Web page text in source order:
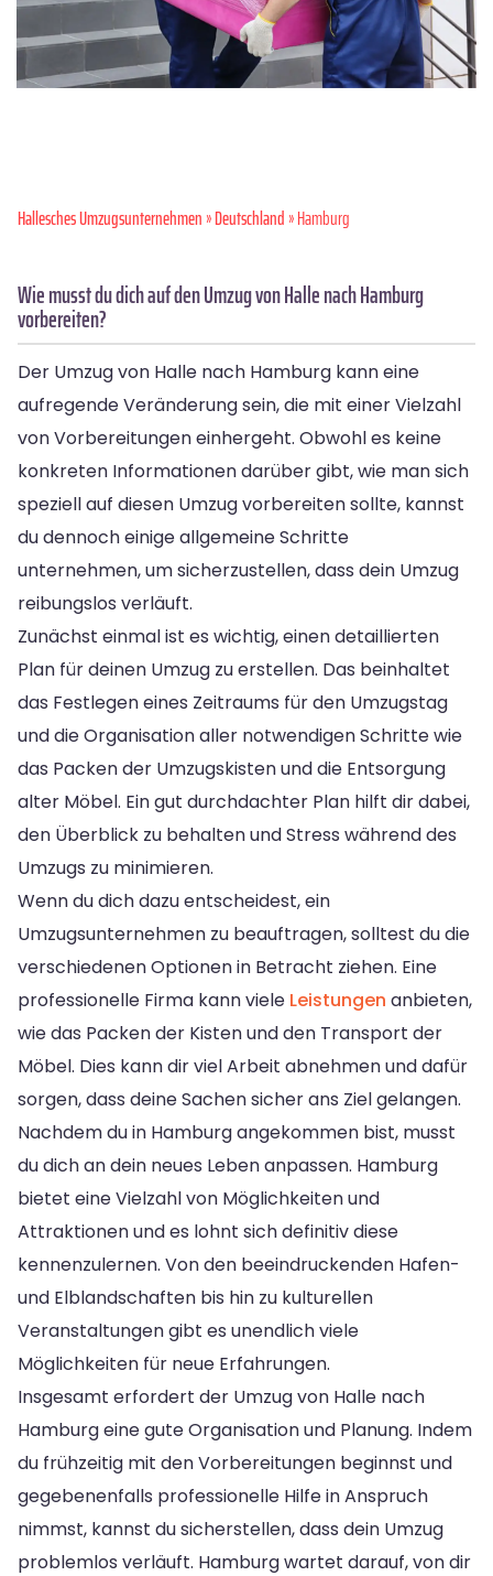
Hallesches Umzugsunternehmen»Deutschland» Hamburg
Wie musst du dich auf den Umzug von Halle nach Hamburg
vorbereiten?
Der Umzug von Halle nach Hamburg kann eine
aufregende Veränderung sein, die mit einer Vielzahl
von Vorbereitungen einhergeht. Obwohl es keine
konkreten Informationen darüber gibt, wie man sich
speziell auf diesen Umzug vorbereiten sollte, kannst
du dennoch einige allgemeine Schritte
unternehmen, um sicherzustellen, dass dein Umzug
reibungslos verläuft.
Zunächst einmal ist es wichtig, einen detaillierten
Plan für deinen Umzug zu erstellen. Das beinhaltet
das Festlegen eines Zeitraums für den Umzugstag
und die Organisation aller notwendigen Schritte wie
das Packen der Umzugskisten und die Entsorgung
alter Möbel. Ein gut durchdachter Plan hilft dir dabei,
den Überblick zu behalten und Stress während des
Umzugs zu minimieren.
Wenn du dich dazu entscheidest, ein
Umzugsunternehmen zu beauftragen, solltest du die
verschiedenen Optionen in Betracht ziehen. Eine
professionelle Firma kann viele Leistungen anbieten,
wie das Packen der Kisten und den Transport der
Möbel. Dies kann dir viel Arbeit abnehmen und dafür
sorgen, dass deine Sachen sicher ans Ziel gelangen.
Nachdem du in Hamburg angekommen bist, musst
du dich an dein neues Leben anpassen. Hamburg
bietet eine Vielzahl von Möglichkeiten und
Attraktionen und es lohnt sich definitiv diese
kennenzulernen. Von den beeindruckenden Hafen-
und Elblandschaften bis hin zu kulturellen
Veranstaltungen gibt es unendlich viele
Möglichkeiten für neue Erfahrungen.
Insgesamt erfordert der Umzug von Halle nach
Hamburg eine gute Organisation und Planung. Indem
du frühzeitig mit den Vorbereitungen beginnst und
gegebenenfalls professionelle Hilfe in Anspruch
nimmst, kannst du sicherstellen, dass dein Umzug
problemlos verläuft. Hamburg wartet darauf, von dir